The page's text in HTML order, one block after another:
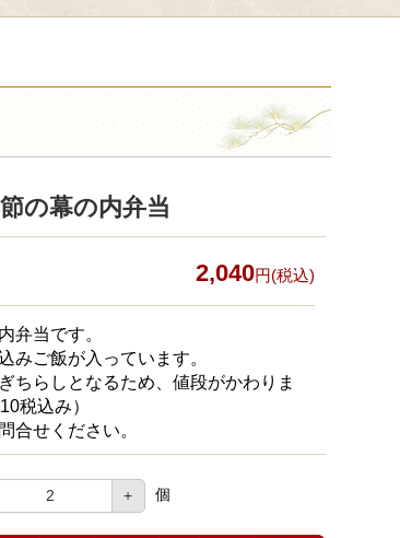
の幕の内弁当
2,040円(税込)
弁当です。
みご飯が入っています。
ちらしとなるため、値段がかわりま
税込み）
合せください。
+ 個